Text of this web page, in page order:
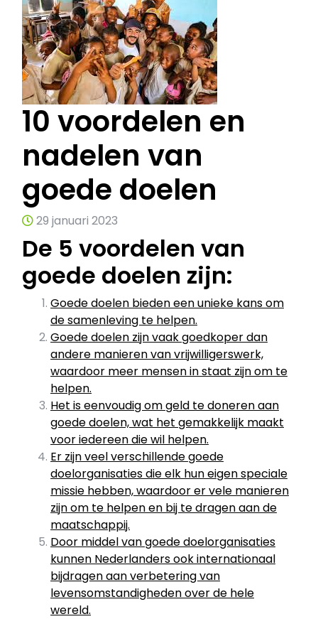
10 voordelen en
nadelen van
goede doelen
29 januari 2023
De 5 voordelen van
goede doelen zijn:
Goede doelen bieden een unieke kans om
de samenleving te helpen.
Goede doelen zijn vaak goedkoper dan
andere manieren van vrijwilligerswerk,
waardoor meer mensen in staat zijn om te
helpen.
Het is eenvoudig om geld te doneren aan
goede doelen, wat het gemakkelijk maakt
voor iedereen die wil helpen.
Er zijn veel verschillende goede
doelorganisaties die elk hun eigen speciale
missie hebben, waardoor er vele manieren
zijn om te helpen en bij te dragen aan de
maatschappij.
Door middel van goede doelorganisaties
kunnen Nederlanders ook internationaal
bijdragen aan verbetering van
levensomstandigheden over de hele
wereld.